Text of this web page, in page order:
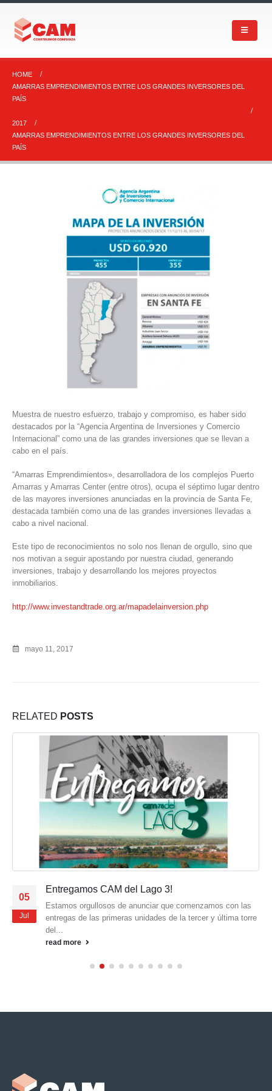
HOME
AMARRAS EMPRENDIMIENTOS ENTRE LOS GRANDES INVERSORES DEL
PAÍS
2017
AMARRAS EMPRENDIMIENTOS ENTRE LOS GRANDES INVERSORES DEL
PAÍS
Muestra de nuestro esfuerzo, trabajo y compromiso, es haber sido
destacados por la “Agencia Argentina de Inversiones y Comercio
Internacional” como una de las grandes inversiones que se llevan a
cabo en el país.
“Amarras Emprendimientos», desarrolladora de los complejos Puerto
Amarras y Amarras Center (entre otros), ocupa el séptimo lugar dentro
de las mayores inversiones anunciadas en la provincia de Santa Fe,
destacada también como una de las grandes inversiones llevadas a
cabo a nivel nacional.
Este tipo de reconocimientos no solo nos llenan de orgullo, sino que
nos motivan a seguir apostando por nuestra ciudad, generando
inversiones, trabajo y desarrollando los mejores proyectos
inmobiliarios.
http://www.investandtrade.org.ar/mapadelainversion.php
mayo 11, 2017
RELATED POSTS
05
Jul
Entregamos CAM del Lago 3!
Estamos orgullosos de anunciar que comenzamos con las
entregas de las primeras unidades de la tercer y última torre
del...
read more